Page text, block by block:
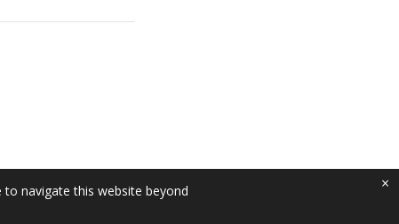
navigate this website beyond
×